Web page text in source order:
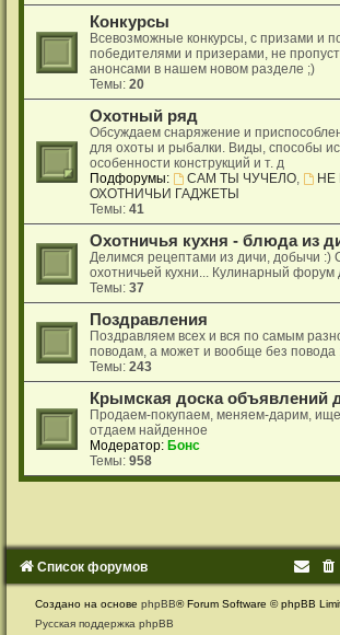
Конкурсы
Всевозможные конкурсы, с призами и
победителями и призерами, не
анонсами в нашем новом разделе ;)
Темы:20
Охотный ряд
Обсуждаем снаряжение и
для охоты и рыбалки. Виды, способы
особенности конструкций и т. д
Подфорумы:
САМ ТЫ ЧУЧЕЛО,
ОХОТНИЧЬИ ГАДЖЕТЫ
Темы:41
Охотничья кухня - блюда из
Делимся рецептами из дичи, добычи :)
охотничьей кухни... Кулинарный форум
Темы:37
Поздравления
Поздравляем всех и вся по самым
поводам, а может и вообще без повода
Темы:243
Крымская доска объявлений
Продаем-покупаем, меняем-дарим,
отдаем найденное
Модератор: Бонс
Темы:958
Список форумов
Создано на основеphpBB® Forum Software © phpBB
Русская поддержка phpBB